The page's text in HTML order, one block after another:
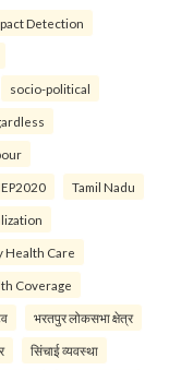
Detection
socio-political
Tamil Nadu
Health Care
Coverage
भरतपुर लोकसभा क्षेत्र
सिंचाई व्यवस्था